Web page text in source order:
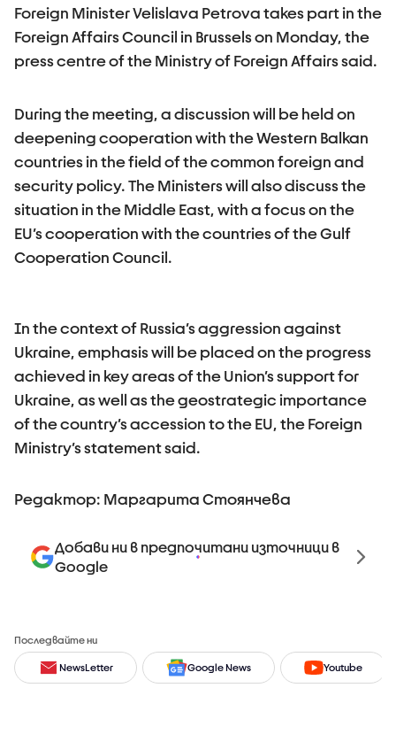
Foreign Minister Velislava Petrova takes part in the
Foreign Affairs Council in Brussels on Monday, the
press centre of the Ministry of Foreign Affairs said.
During the meeting, a discussion will be held on
deepening cooperation with the Western Balkan
countries in the field of the common foreign and
security policy. The Ministers will also discuss the
situation in the Middle East, with a focus on the
EU’s cooperation with the countries of the Gulf
Cooperation Council.
In the context of Russia’s aggression against
Ukraine, emphasis will be placed on the progress
achieved in key areas of the Union’s support for
Ukraine, as well as the geostrategic importance
of the country’s accession to the EU, the Foreign
Ministry’s statement said.
Редактор: Маргарита Стоянчева
Добави ни в предпочитани източници в
Google
Последвайте ни
NewsLetter Google News Youtube